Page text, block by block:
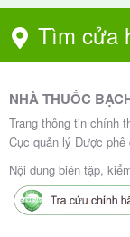
Tìm cửa
NHÀ THUỐC
Trang thông tin chính
Cục quản lý Dược phê
Nội dung biên tập,